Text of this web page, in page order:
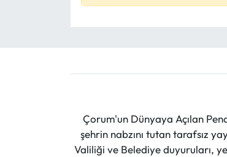
Çorum'un Dünyaya Açılan
şehrin nabzını tutan tarafsız
Valiliği ve Belediye duyuruları,